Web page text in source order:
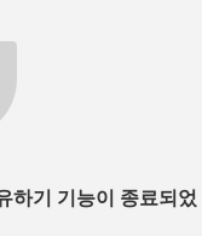
하기 기능이 종료되었